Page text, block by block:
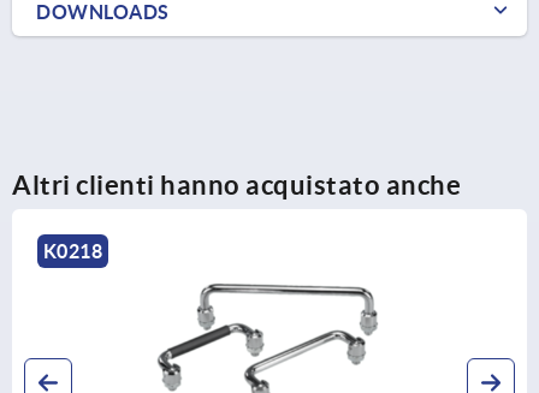
DOWNLOADS
Altri clienti hanno acquistato anche
K0218